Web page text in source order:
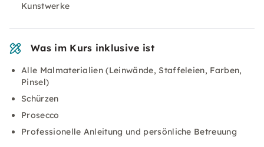
Kunstwerke
Was im Kurs inklusive ist
Alle Malmaterialien (Leinwände, Staffeleien, Farben,
Pinsel)
Schürzen
Prosecco
Professionelle Anleitung und persönliche Betreuung